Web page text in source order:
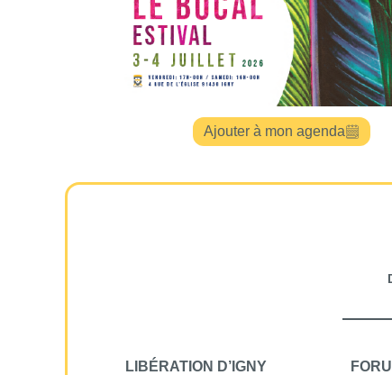
Ajouter à mon agenda
LIBÉRATION D’IGNY